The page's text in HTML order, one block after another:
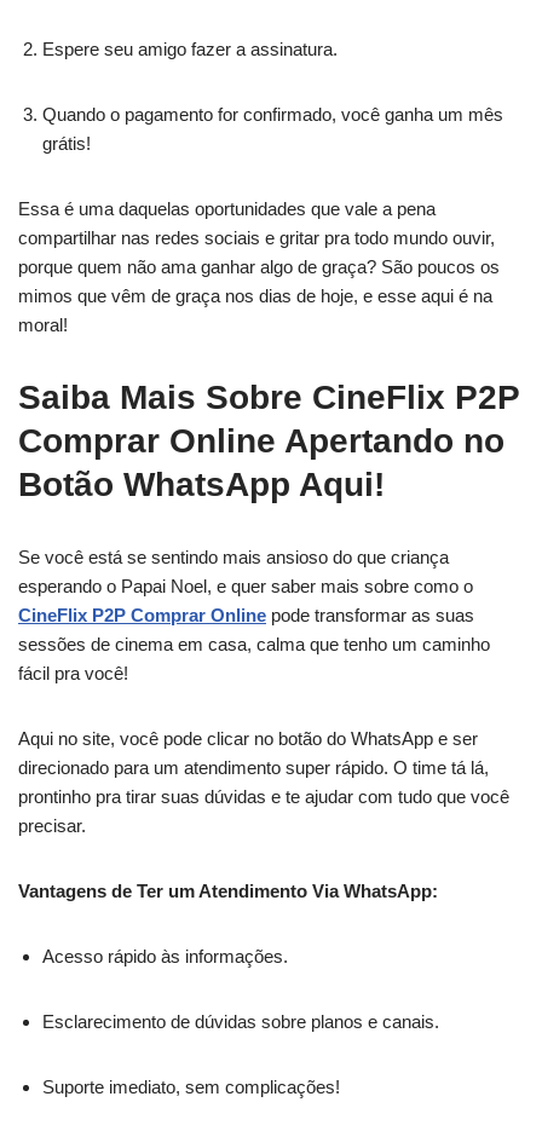
Espere seu amigo fazer a assinatura.
Quando o pagamento for confirmado, você ganha um mês
grátis!
Essa é uma daquelas oportunidades que vale a pena
compartilhar nas redes sociais e gritar pra todo mundo ouvir,
porque quem não ama ganhar algo de graça? São poucos os
mimos que vêm de graça nos dias de hoje, e esse aqui é na
moral!
Saiba Mais Sobre CineFlix P2P
Comprar Online Apertando no
Botão WhatsApp Aqui!
Se você está se sentindo mais ansioso do que criança
esperando o Papai Noel, e quer saber mais sobre como o
CineFlix P2P Comprar Online pode transformar as suas
sessões de cinema em casa, calma que tenho um caminho
fácil pra você!
Aqui no site, você pode clicar no botão do WhatsApp e ser
direcionado para um atendimento super rápido. O time tá lá,
prontinho pra tirar suas dúvidas e te ajudar com tudo que você
precisar.
Vantagens de Ter um Atendimento Via WhatsApp:
Acesso rápido às informações.
Esclarecimento de dúvidas sobre planos e canais.
Suporte imediato, sem complicações!